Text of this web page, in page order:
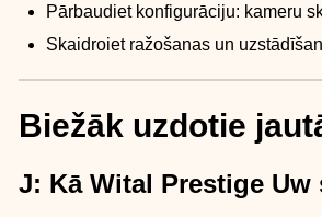
Pārbaudiet konfigurāciju: kameru
Skaidroiet ražošanas un
Biežāk uzdotie
J: Kā Wital Prestige